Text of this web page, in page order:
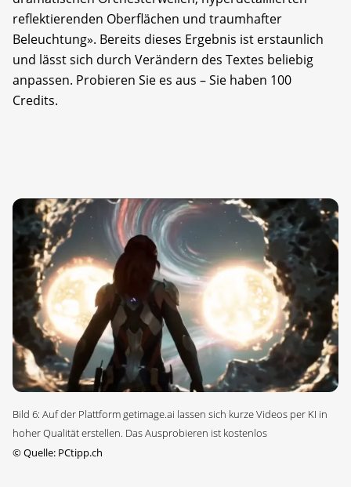
reflektierenden Oberflächen und traumhafter
Beleuchtung». Bereits dieses Ergebnis ist erstaunlich
und lässt sich durch Verändern des Textes beliebig
anpassen. Probieren Sie es aus – Sie haben 100
Credits.
Bild 6: Auf der Plattform getimage.ai lassen sich kurze Videos per KI in
hoher Qualität erstellen. Das Ausprobieren ist kostenlos
©Quelle: PCtipp.ch